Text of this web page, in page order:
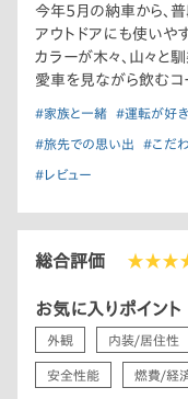
今年5月の納車から、普
アウトドアにも使いや
カラーが木々、山々と馴
愛車を見ながら飲むコ
#家族と一緒 #運転が好き
#旅先での思い出 #こだ
#レビュー
総合評価
お気に入りポイント
外観 内装/居住性
安全性能 燃費/経